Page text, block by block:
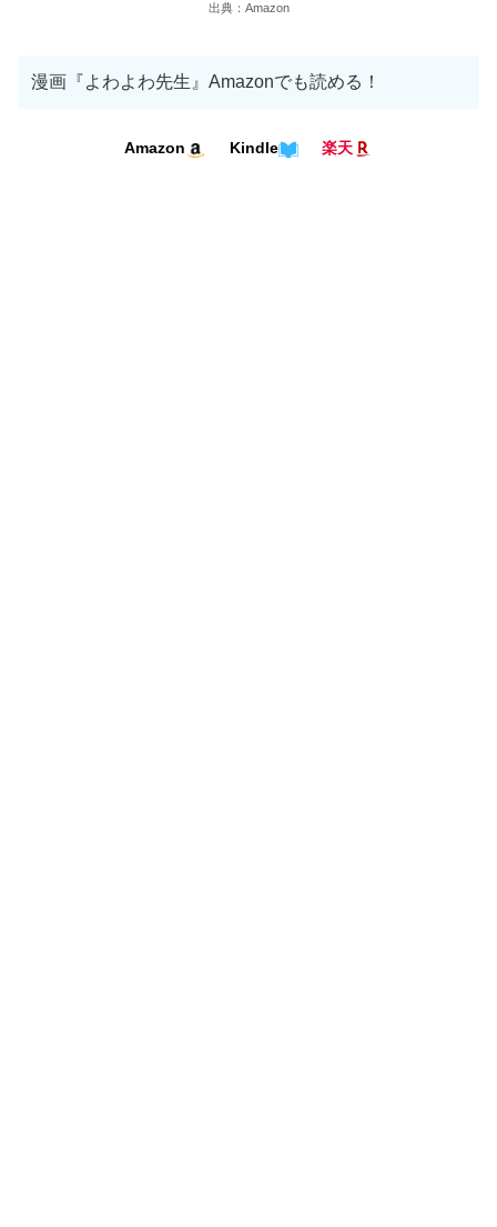
出典：Amazon
漫画『よわよわ先生』Amazonでも読める！
Amazon Kindle 楽天